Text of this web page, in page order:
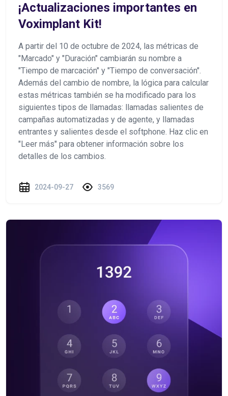
¡Actualizaciones importantes en
Voximplant Kit!
A partir del 10 de octubre de 2024, las métricas de
"Marcado" y "Duración" cambiarán su nombre a
"Tiempo de marcación" y "Tiempo de conversación".
Además del cambio de nombre, la lógica para calcular
estas métricas también se ha modificado para los
siguientes tipos de llamadas: llamadas salientes de
campañas automatizadas y de agente, y llamadas
entrantes y salientes desde el softphone. Haz clic en
"Leer más" para obtener información sobre los
detalles de los cambios.
2024-09-27 3569